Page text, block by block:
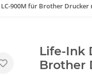
900M für Brother Drucker
Life-Ink
Brother